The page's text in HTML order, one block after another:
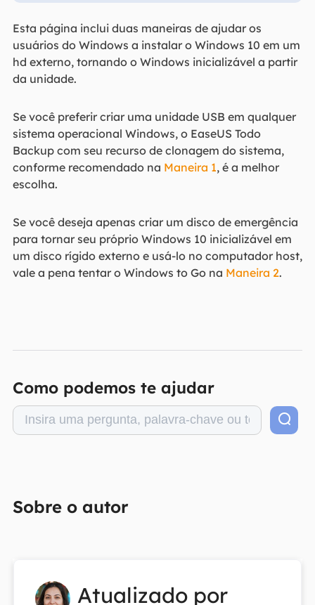
Esta página inclui duas maneiras de ajudar os
usuários do Windows a instalar o Windows 10 em um
hd externo, tornando o Windows inicializável a partir
da unidade.
Se você preferir criar uma unidade USB em qualquer
sistema operacional Windows, o EaseUS Todo
Backup com seu recurso de clonagem do sistema,
conforme recomendado na Maneira 1, é a melhor
escolha.
Se você deseja apenas criar um disco de emergência
para tornar seu próprio Windows 10 inicializável em
um disco rígido externo e usá-lo no computador host,
vale a pena tentar o Windows to Go na Maneira 2.
Como podemos te ajudar
Sobre o autor
Atualizado por